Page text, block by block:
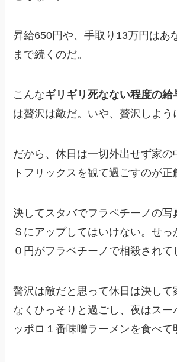
昇給650円や、手取り13万円はあ
まで続くのだ。
こんなギリギリ死なない程度の給
は贅沢は敵だ。いや、贅沢しよう
だから、休日は一切外出せず家の
トフリックスを観て過ごすのが正
決してスタバでフラペチーノの写
Ｓにアップしてはいけない。せっ
０円がフラペチーノで相殺されて
贅沢は敵だと思って休日は決して
なくひっそりと過ごし、夜はスー
ッポロ１番味噌ラーメンを食べて